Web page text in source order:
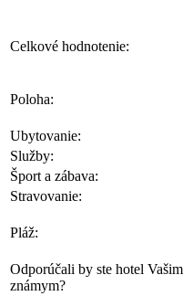
Celkové hodnotenie:
Poloha:
Ubytovanie:
Služby:
Šport a zábava:
Stravovanie:
Pláž:
Odporúčali by ste hotel Vašim
známym?